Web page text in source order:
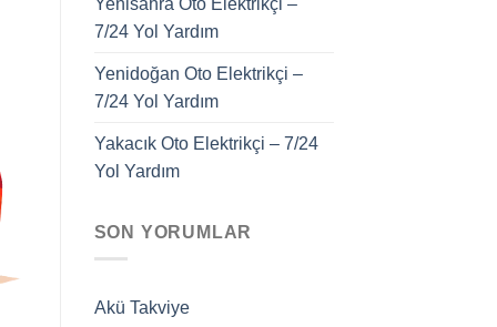
7/24 Yol Yardım
Yenidoğan Oto Elektrikçi –
7/24 Yol Yardım
Yakacık Oto Elektrikçi – 7/24
Yol Yardım
SON YORUMLAR
Akü Takviye